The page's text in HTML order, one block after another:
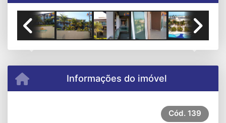
Informações do imóvel
Cód. 139